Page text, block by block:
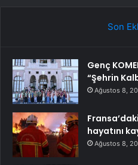
Son
Genç
“Şehrin
Ağustos 8,
hayatını
Ağustos 8,